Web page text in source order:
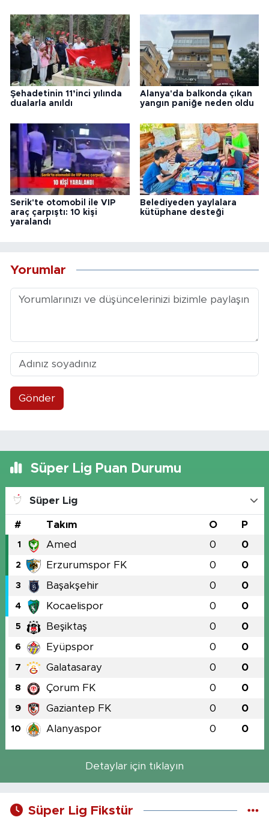
Şehadetinin 11’inci yılında
dualarla anıldı
Alanya'da balkonda çıkan
yangın paniğe neden oldu
Serik'te otomobil ile VIP
araç çarpıştı: 10 kişi
yaralandı
Belediyeden yaylalara
kütüphane desteği
Yorumlar
Gönder
Süper Lig Puan Durumu
Süper Lig
# Takım O P
1 Amed 0 0
2 Erzurumspor FK 0 0
3 Başakşehir 0 0
4 Kocaelispor 0 0
5 Beşiktaş 0 0
6 Eyüpspor 0 0
7 Galatasaray 0 0
8 Çorum FK 0 0
9 Gaziantep FK 0 0
10 Alanyaspor 0 0
Detaylar için tıklayın
Süper Lig Fikstür